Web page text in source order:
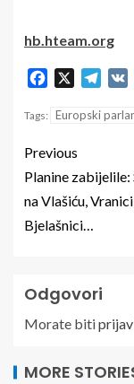
hb.hteam.org
Facebook
Tags: Europski
Previous
Planine zabijelile:
na Vlašiću,
Bjelašnici…
Odgovori
Morate biti
MORE